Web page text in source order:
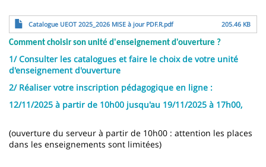
File Catalogue UEOT 2025_2026 MISE à jour PDF.R.pdf 205.46 KB
Comment choisir son unité d'enseignement d'ouverture ?
1/ Consulter les catalogues et faire le choix de votre unité
d'enseignement d'ouverture
2/ Réaliser votre inscription pédagogique en ligne :
12/11/2025 à partir de 10h00 jusqu'au 19/11/2025 à 17h00,
(ouverture du serveur à partir de 10h00 : attention les places
dans les enseignements sont limitées)